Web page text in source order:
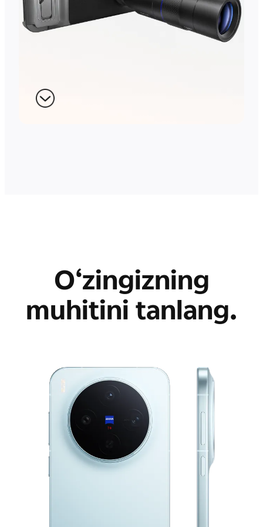
O‘zingizning
muhitini tanlang.